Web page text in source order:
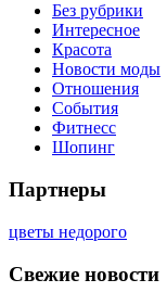
Без рубрики
Интересное
Красота
Новости моды
Отношения
События
Фитнесс
Шопинг
Партнеры
цветы недорого
Свежие новости